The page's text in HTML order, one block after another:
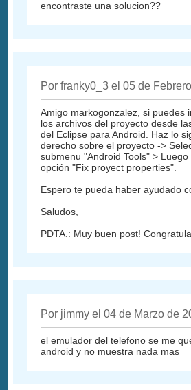
encontraste una solucion??
Por franky0_3 el 05 de
Amigo markogonzalez, si puedes
los archivos del proyecto desde
del Eclipse para Android. Haz lo
derecho sobre el proyecto ->
submenu "Android Tools" >
opción "Fix proyect properties".
Espero te pueda haber ayudado
Saludos,
PDTA.: Muy buen post!
Por jimmy el 04 de Marzo de
el emulador del telefono se me
android y no muestra nada mas